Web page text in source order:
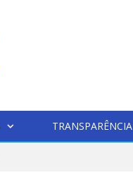
TRANSPARÊNCIA